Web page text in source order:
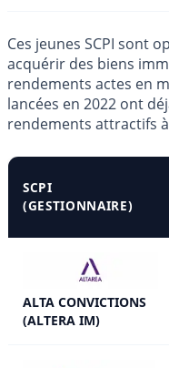
Ces jeunes SCPI sont
acquérir des biens
rendements actes en
lancées en 2022 ont
rendements attractifs
SCPI
(GESTIONNAIRE)
ALTA CONVICTIONS
(ALTERA IM)